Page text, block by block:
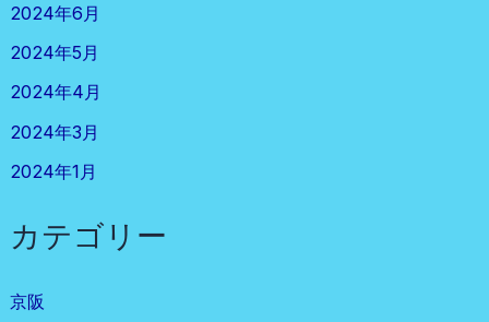
2024年6月
2024年5月
2024年4月
2024年3月
2024年1月
カテゴリー
京阪